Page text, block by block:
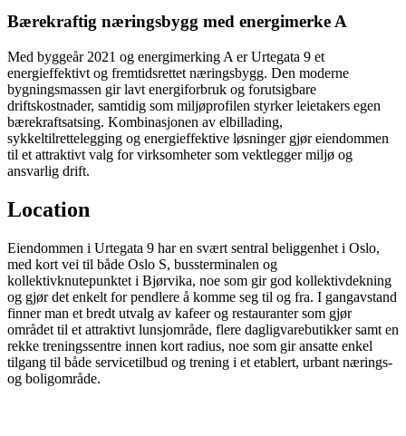
Bærekraftig næringsbygg med energimerke A
Med byggeår 2021 og energimerking A er Urtegata 9 et
energieffektivt og fremtidsrettet næringsbygg. Den moderne
bygningsmassen gir lavt energiforbruk og forutsigbare
driftskostnader, samtidig som miljøprofilen styrker leietakers egen
bærekraftsatsing. Kombinasjonen av elbillading,
sykkeltilrettelegging og energieffektive løsninger gjør eiendommen
til et attraktivt valg for virksomheter som vektlegger miljø og
ansvarlig drift.
Location
Eiendommen i Urtegata 9 har en svært sentral beliggenhet i Oslo,
med kort vei til både Oslo S, bussterminalen og
kollektivknutepunktet i Bjørvika, noe som gir god kollektivdekning
og gjør det enkelt for pendlere å komme seg til og fra. I gangavstand
finner man et bredt utvalg av kafeer og restauranter som gjør
området til et attraktivt lunsjområde, flere dagligvarebutikker samt en
rekke treningssentre innen kort radius, noe som gir ansatte enkel
tilgang til både servicetilbud og trening i et etablert, urbant nærings-
og boligområde.